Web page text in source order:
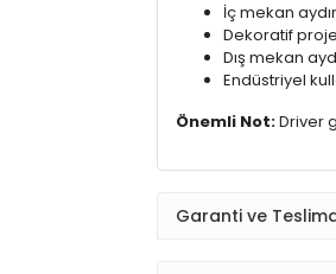
İç mekan
Dekoratif
Dış mekan
Endüstriyel
Önemli Not:Driver
Garanti ve